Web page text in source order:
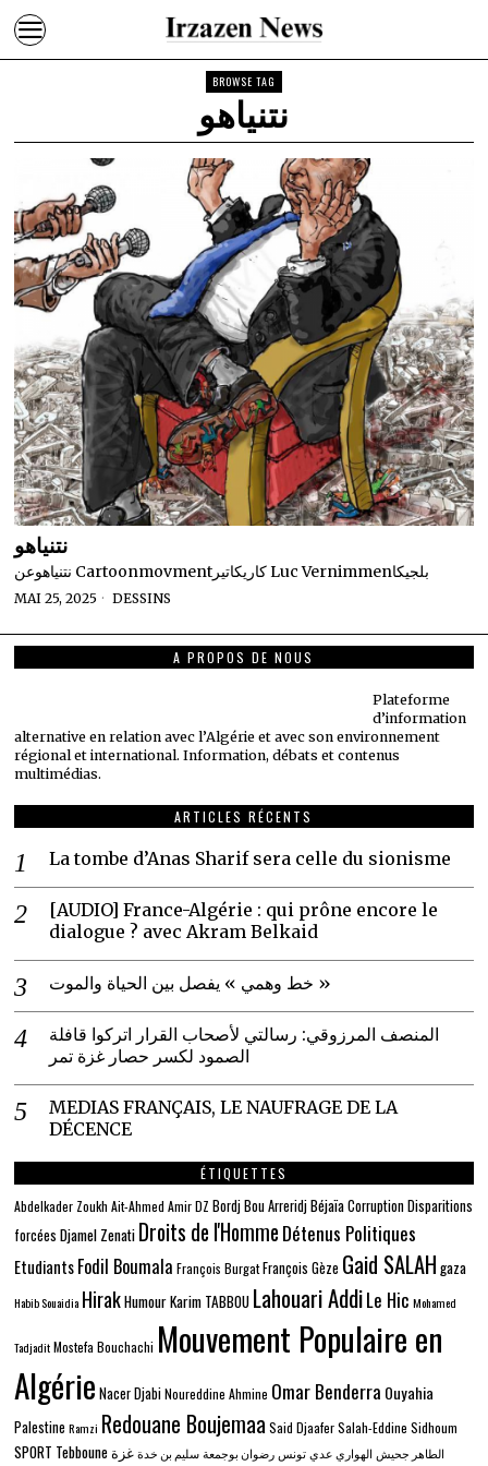
BROWSE TAG
نتنياهو
نتنياهو
نتنياهو‏عن Cartoonmovment‏كاريكاتير Luc Vernimmen‏بلجيكا
MAI 25, 2025 DESSINS
A PROPOS DE NOUS
Plateforme
d’information
alternative en relation avec l’Algérie et avec son environnement
régional et international. Information, débats et contenus
multimédias.
ARTICLES RÉCENTS
La tombe d’Anas Sharif sera celle du sionisme
[AUDIO] France-Algérie : qui prône encore le
dialogue ? avec Akram Belkaid
خط وهمي » يفصل بين الحياة والموت »
المنصف المرزوقي: رسالتي لأصحاب القرار اتركوا قافلة
الصمود لكسر حصار غزة تمر
MEDIAS FRANÇAIS, LE NAUFRAGE DE LA
DÉCENCE
ÉTIQUETTES
Abdelkader Zoukh Ait-Ahmed Amir DZ Bordj Bou ArreridjBéjaïaCorruption Disparitions
forcées Djamel Zenati Droits de l'Homme Détenus Politiques
EtudiantsFodil Boumala François BurgatFrançois Gèze Gaid SALAH gaza
Habib Souaidia HirakHumourKarim TABBOU Lahouari AddiLe Hic Mohamed
Tadjadit Mostefa Bouchachi Mouvement Populaire en
Algérie Nacer Djabi Noureddine Ahmine Omar Benderra Ouyahia
Palestine Ramzi Redouane Boujemaa Said Djaafer Salah-Eddine Sidhoum
SPORT Tebboune الطاهر جحيش الهواري عدي تونس رضوان بوجمعة سليم بن خدة غزة